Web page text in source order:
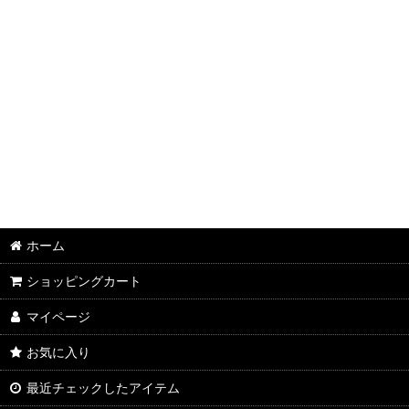
ホーム
ショッピングカート
マイページ
お気に入り
最近チェックしたアイテム